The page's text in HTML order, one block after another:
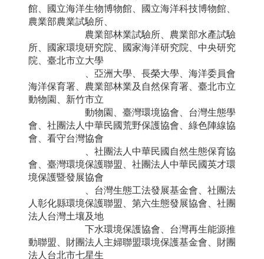
館、國立海洋生物博物館、國立海洋科技博物館、
農業部農業試驗所、
農業部林業試驗所、農業部水產試驗
所、國家環境研究院、國家海洋研究院、中央研究
院、臺北市立大學
、亞洲大學、長榮大學、海洋委員會
海洋保育署、農業部林業及自然保育署、臺北市立
動物園、新竹市立
動物園、臺灣環境協會、台灣生態學
會、社團法人中華民國荒野保護協會、綠色陣線協
會、看守台灣協會
、社團法人中華民國自然生態保育協
會、臺灣環境保護聯盟、社團法人中華民國英才環
境保護暨發展協會
、台灣生態工法發展基金會、社團法
人彰化縣環境保護聯盟、第六生態發展協會、社團
法人台灣土壤及地
下水環境保護協會、台灣再生能源推
動聯盟、財團法人主婦聯盟環境保護基金會、財團
法人台北市七星生